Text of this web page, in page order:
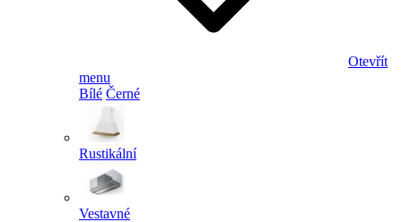
Otevřít
menu
Bílé Černé
Rustikální
Vestavné